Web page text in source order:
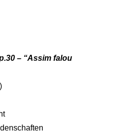
– “Assim falou